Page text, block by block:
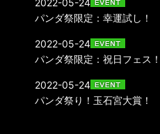
パンダ祭限定：幸運試し！
パンダ祭限定：祝日フェス！
2022-05-24
パンダ祭り！玉石宮大賞！
2022-05-24